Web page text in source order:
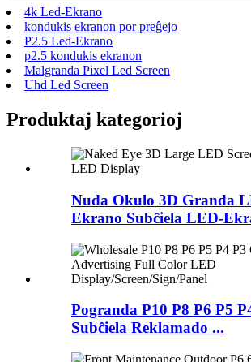
4k Led-Ekrano
kondukis ekranon por preĝejo
P2.5 Led-Ekrano
p2.5 kondukis ekranon
Malgranda Pixel Led Screen
Uhd Led Screen
Produktaj kategorioj
Nuda Okulo 3D Granda
Ekrano Subĉiela LED-
Pogranda P10 P8 P6 P5
Subĉiela Reklamado ...